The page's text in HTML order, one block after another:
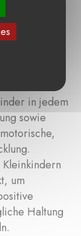
der
in jedem
sowie
um
Haltung